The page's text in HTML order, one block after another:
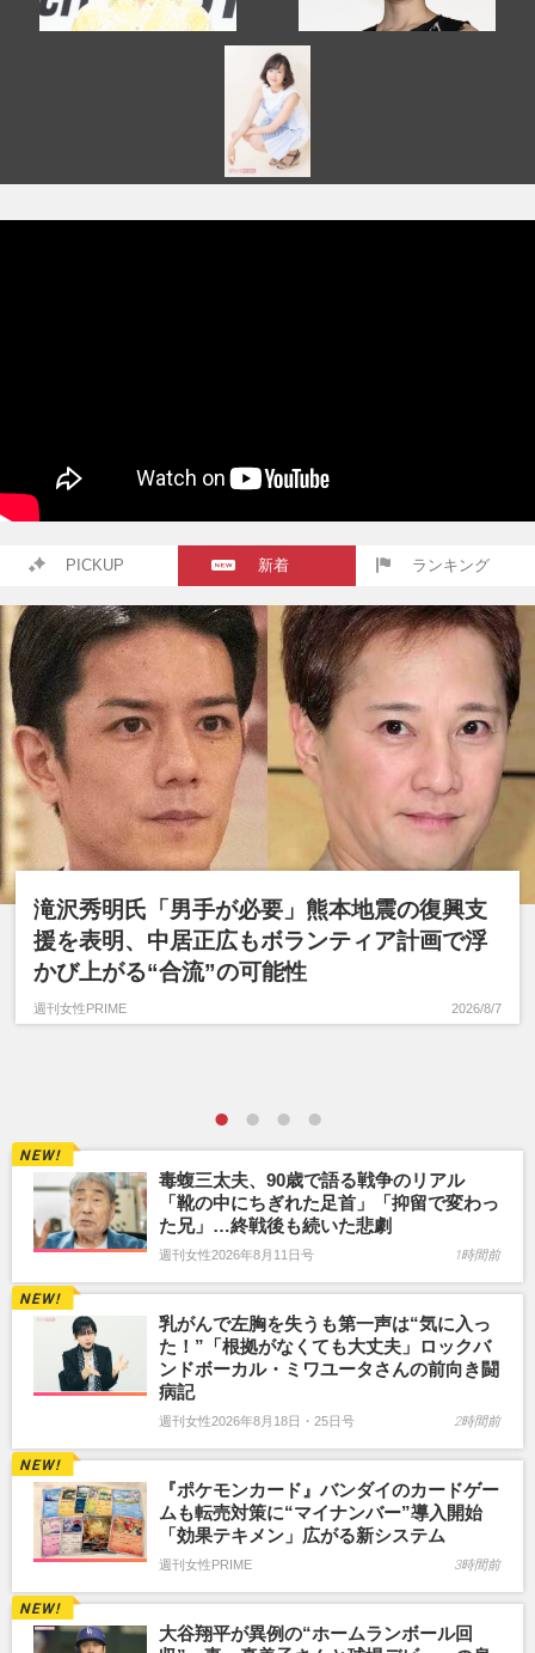
PICKUP 新着 ランキング
滝沢秀明氏「男手が必要」熊本地震の復興支
援を表明、中居正広もボランティア計画で浮
かび上がる“合流”の可能性
週刊女性PRIME 2026/8/7
毒蝮三太夫、90歳で語る戦争のリアル
「靴の中にちぎれた足首」「抑留で変わっ
た兄」…終戦後も続いた悲劇
週刊女性2026年8月11日号 1時間前
乳がんで左胸を失うも第一声は“気に入っ
た！”「根拠がなくても大丈夫」ロックバ
ンドボーカル・ミワユータさんの前向き闘
病記
週刊女性2026年8月18日・25日号 2時間前
『ポケモンカード』バンダイのカードゲー
ムも転売対策に“マイナンバー”導入開始
「効果テキメン」広がる新システム
週刊女性PRIME 3時間前
大谷翔平が異例の“ホームランボール回